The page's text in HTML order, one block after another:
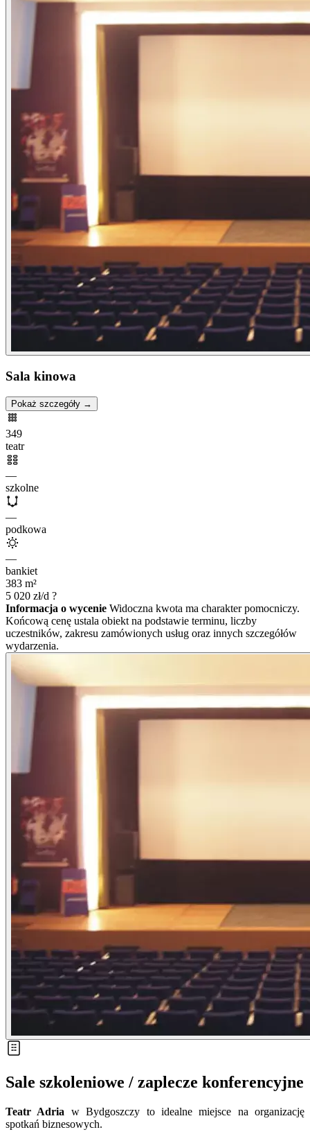
Sala kinowa
Pokaż szczegóły →
349
teatr
—
szkolne
—
podkowa
—
bankiet
383 m²
5 020 zł/d ?
Informacja o wycenie Widoczna kwota ma charakter pomocniczy.
Końcową cenę ustala obiekt na podstawie terminu, liczby
uczestników, zakresu zamówionych usług oraz innych szczegółów
wydarzenia.
Sale szkoleniowe / zaplecze konferencyjne
Teatr Adria w Bydgoszczy to idealne miejsce na organizację
spotkań biznesowych.